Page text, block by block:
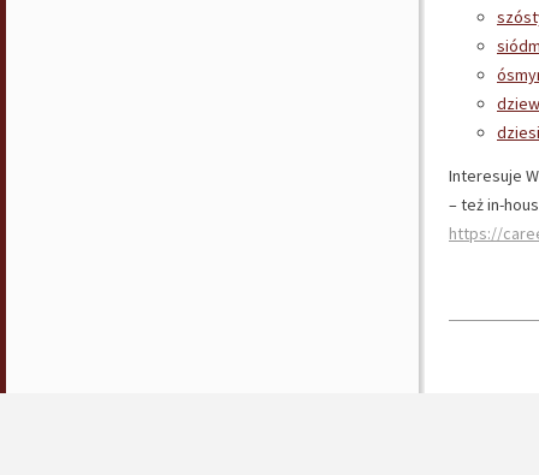
Interesuje
– też in-
https://